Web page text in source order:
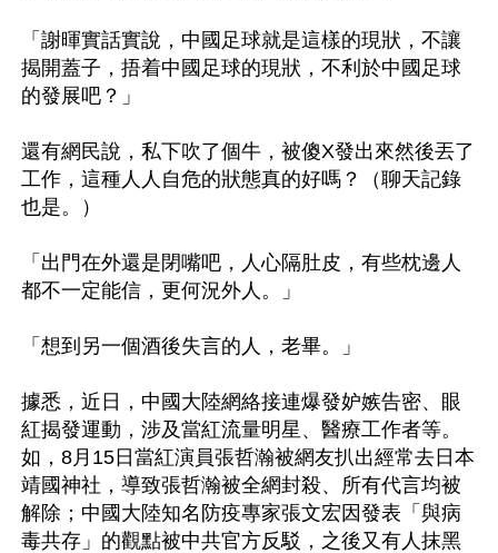
「謝暉實話實說，中國足球就是這樣的現狀，不讓
揭開蓋子，捂着中國足球的現狀，不利於中國足球
的發展吧？」
還有網民說，私下吹了個牛，被傻X發出來然後丟了
工作，這種人人自危的狀態真的好嗎？（聊天記錄
也是。）
「出門在外還是閉嘴吧，人心隔肚皮，有些枕邊人
都不一定能信，更何況外人。」
「想到另一個酒後失言的人，老畢。」
據悉，近日，中國大陸網絡接連爆發妒嫉告密、眼
紅揭發運動，涉及當紅流量明星、醫療工作者等。
如，8月15日當紅演員張哲瀚被網友扒出經常去日本
靖國神社，導致張哲瀚被全網封殺、所有代言均被
解除；中國大陸知名防疫專家張文宏因發表「與病
毒共存」的觀點被中共官方反駁，之後又有人抹黑